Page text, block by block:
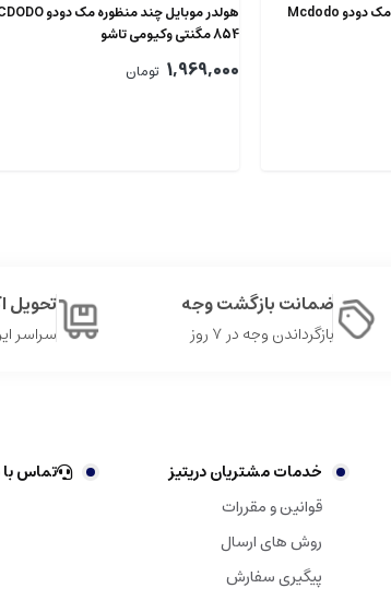
هولدر شارژر وایرلس مگنتی 25 وات مک دودو Mcdodo
854 مگنتی وکیومی تاشو
1,969,000 تومان
ضمانت بازگشت وجه
بازگرداندن وجه در ۷ روز سراسر
خدمات مشتریان دریتیز
قوانین و مقررات
روش های ارسال
پیگیری سفارش
تماس با